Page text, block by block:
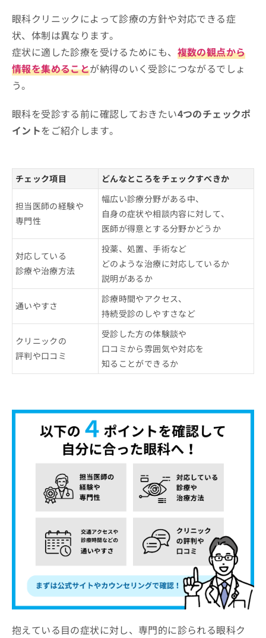
眼科クリニックによって診療の方針や対応できる症
状、体制は異なります。
症状に適した診療を受けるためにも、 複数の観点から
情報を集めることが納得のいく受診につながるでしょ
う。
眼科を受診する前に確認しておきたい4つのチェックポ
イントをご紹介します。
チェック項目 どんなところをチェックすべきか
担当医師の経験や
専門性
幅広い診療分野がある中、
自身の症状や相談内容に対して、
医師が得意とする分野かどうか
対応している
診療や治療方法
投薬、処置、手術など
どのような治療に対応しているか
説明があるか
通いやすさ
診療時間やアクセス、
持続受診のしやすさなど
クリニックの
評判や口コミ
受診した方の体験談や
口コミから雰囲気や対応を
知ることができるか
抱えている目の症状に対し、専門的に診られる眼科ク